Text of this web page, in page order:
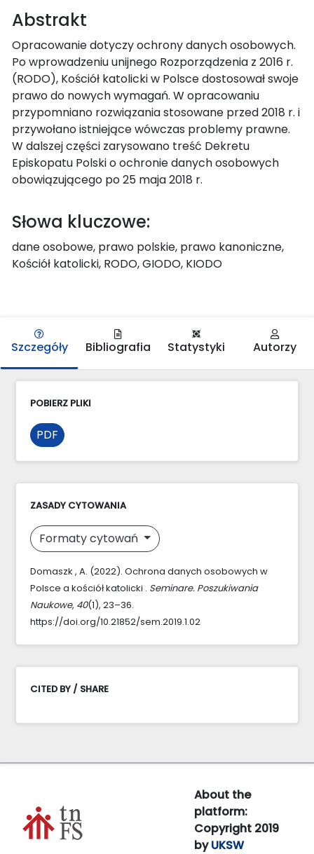
Abstrakt
Opracowanie dotyczy ochrony danych osobowych.
Po wprowadzeniu unijnego Rozporządze­nia z 2016 r.
(RODO), Kościół katolicki w Polsce dostosował swoje
prawo do nowych wymagań. W opracowaniu
przypomniano rozwiązania stosowane przed 2018 r. i
przywołano istniejące wów­czas problemy prawne.
W dalszej części zarysowano treść Dekretu
Episkopatu Polski o ochronie danych osobowych
obowiązującego po 25 maja 2018 r.
Słowa kluczowe:
dane osobowe, prawo polskie, prawo kanoniczne,
Kościół katolicki, RODO, GIODO, KIODO
Szczegóły Bibliografia Statystyki Autorzy
POBIERZ PLIKI
PDF
ZASADY CYTOWANIA
Formaty cytowań
Domaszk , A. (2022). Ochrona danych osobowych w
Polsce a kościół katolicki . Seminare. Poszukiwania
Naukowe, 40(1), 23–36.
https://doi.org/10.21852/sem.2019.1.02
CITED BY / SHARE
About the
platform:
Copyright 2019
byUKSW